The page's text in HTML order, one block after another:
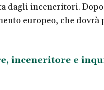
dagli inceneritori.
europeo, che
inceneritore e